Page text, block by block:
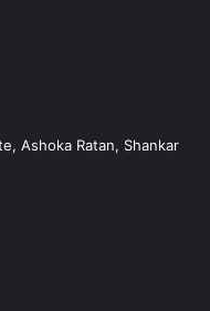
Ashoka Ratan, Shankar